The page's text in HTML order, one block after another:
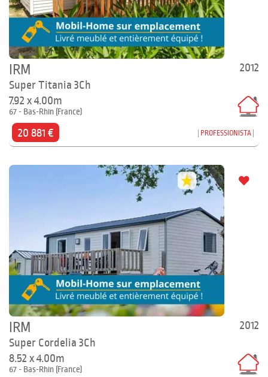
2012
IRM
Super Titania 3Ch
7.92 x 4.00m
67 - Bas-Rhin (France)
20 881 € PROFESSIONISTA
2012
IRM
Super Cordelia 3Ch
8.52 x 4.00m
67 - Bas-Rhin (France)